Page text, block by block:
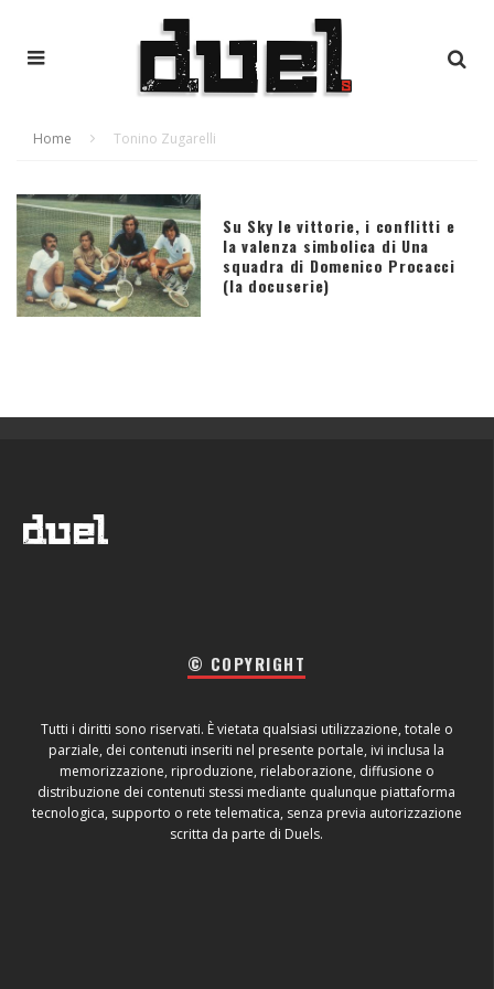
Home Tonino Zugarelli
Su Sky le vittorie, i conflitti e
la valenza simbolica di Una
squadra di Domenico Procacci
(la docuserie)
© COPYRIGHT
Tutti i diritti sono riservati. È vietata qualsiasi utilizzazione, totale o
parziale, dei contenuti inseriti nel presente portale, ivi inclusa la
memorizzazione, riproduzione, rielaborazione, diffusione o
distribuzione dei contenuti stessi mediante qualunque piattaforma
tecnologica, supporto o rete telematica, senza previa autorizzazione
scritta da parte di Duels.